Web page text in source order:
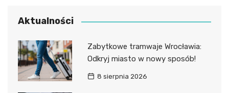
Aktualności
Zabytkowe tramwaje Wrocławia:
Odkryj miasto w nowy sposób!
8 sierpnia 2026